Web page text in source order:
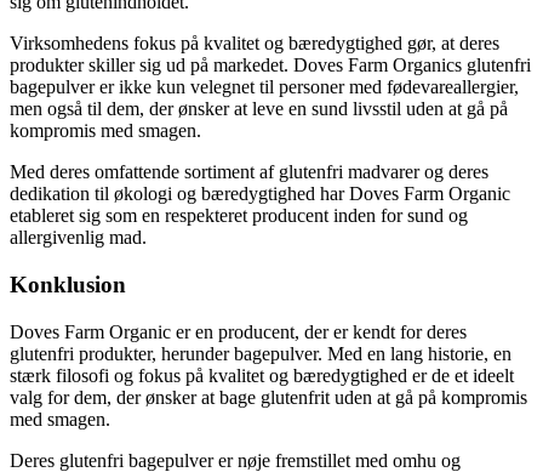
Virksomhedens fokus på kvalitet og bæredygtighed gør, at deres
produkter skiller sig ud på markedet. Doves Farm Organics glutenfri
bagepulver er ikke kun velegnet til personer med fødevareallergier,
men også til dem, der ønsker at leve en sund livsstil uden at gå på
kompromis med smagen.
Med deres omfattende sortiment af glutenfri madvarer og deres
dedikation til økologi og bæredygtighed har Doves Farm Organic
etableret sig som en respekteret producent inden for sund og
allergivenlig mad.
Konklusion
Doves Farm Organic er en producent, der er kendt for deres
glutenfri produkter, herunder bagepulver. Med en lang historie, en
stærk filosofi og fokus på kvalitet og bæredygtighed er de et ideelt
valg for dem, der ønsker at bage glutenfrit uden at gå på kompromis
med smagen.
Deres glutenfri bagepulver er nøje fremstillet med omhu og